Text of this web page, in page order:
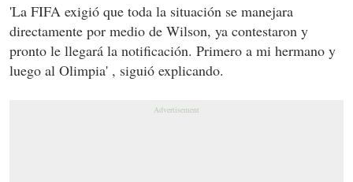
'La FIFA exigió que toda la situación se manejara
directamente por medio de Wilson, ya contestaron y
pronto le llegará la notificación. Primero a mi hermano y
luego al Olimpia' , siguió explicando.